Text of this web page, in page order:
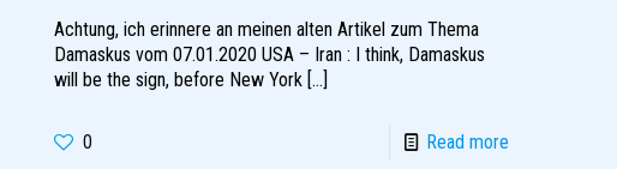
Achtung, ich erinnere an meinen alten Artikel zum Thema
Damaskus vom 07.01.2020 USA – Iran : I think, Damaskus
will be the sign, before New York […]
0 Read more